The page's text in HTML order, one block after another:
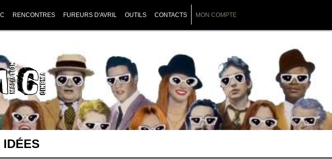
RENCONTRES FUREURS D'AVRIL OUTILS CONTACTS MON COMPTE